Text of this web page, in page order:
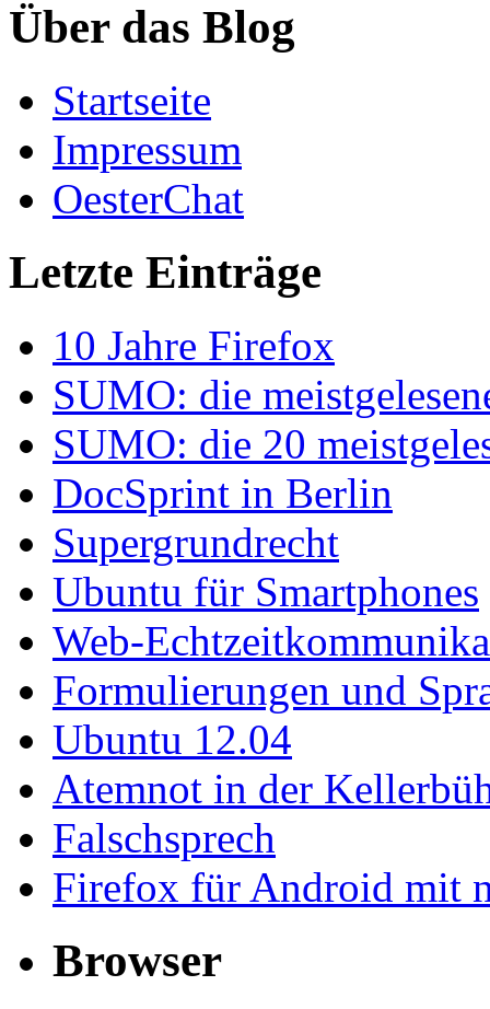
Über das Blog
Startseite
Impressum
OesterChat
Letzte Einträge
10 Jahre Firefox
SUMO: die
SUMO: die 20
DocSprint in Berlin
Supergrundrecht
Ubuntu für Smartphones
Web-
Formulierungen und
Ubuntu 12.04
Atemnot in der
Falschsprech
Firefox für Android mit
Browser